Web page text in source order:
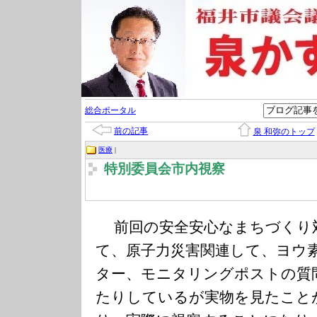
総合ポータル
前の記事 泉 和弥のトップ
医療 |
特別委員会市内視察
前回の安全安心なまちづくり
て、原子力災害関連して、ヨウ
ター、モニタリングポストの
たりしているが実物を見たこ